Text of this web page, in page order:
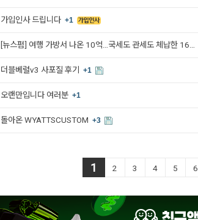
가입인사 드립니다 +1
[뉴스펌] 여행 가방서 나온 10억…국세도 관세도 체납한 16…
더블베럴v3 사포질 후기 +1
오랜만입니다 여러분 +1
돌아온 WYATTSCUSTOM +3
1 2 3 4 5 6